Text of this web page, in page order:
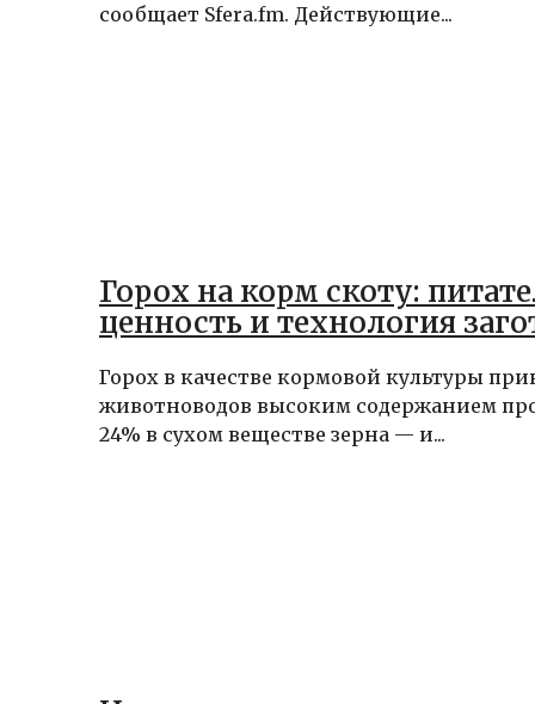
сообщает Sfera.fm. Действующие...
Горох на корм скоту:
ценность и технология
Горох в качестве кормовой культуры
животноводов высоким содержанием
24% в сухом веществе зерна — и...